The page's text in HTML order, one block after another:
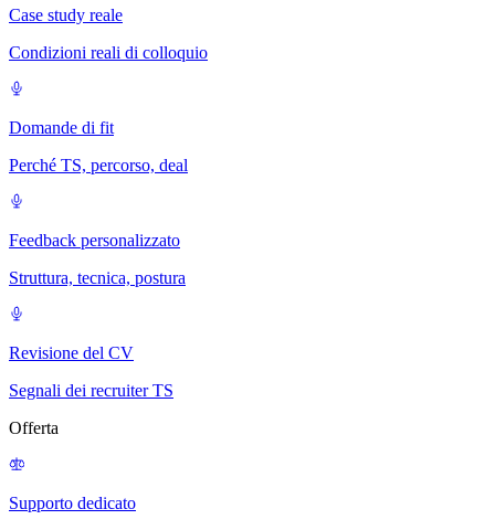
Case study reale
Condizioni reali di colloquio
Domande di fit
Perché TS, percorso, deal
Feedback personalizzato
Struttura, tecnica, postura
Revisione del CV
Segnali dei recruiter TS
Offerta
Supporto dedicato